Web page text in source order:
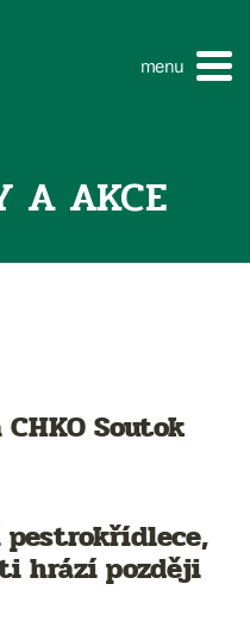
menu
A AKCE
CHKO Soutok
pestrokřídlece,
hrází později